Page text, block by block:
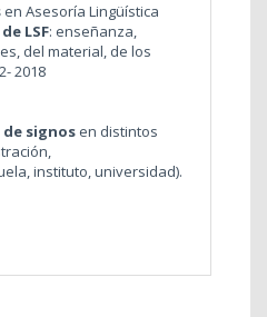
en Asesoría Lingüística
LSF: enseñanza,
del material, de los
2018
signos en distintos
instituto, universidad).